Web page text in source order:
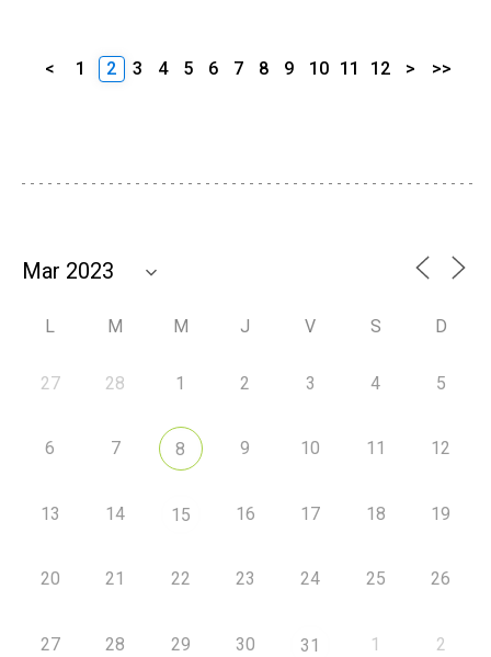
< 1 2 3 4 5 6 7 8 9 10 11 12 > >>
L M M J V S D
27 28 1 2 3 4 5
6 7 8 9 10 11 12
13 14 15 16 17 18 19
20 21 22 23 24 25 26
27 28 29 30 31 1 2